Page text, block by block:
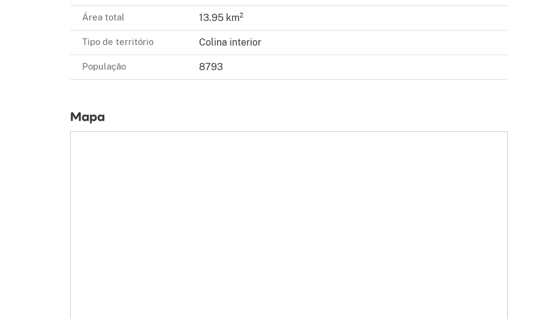
Área total 13.95 km²
Tipo de território Colina interior
População 8793
Mapa